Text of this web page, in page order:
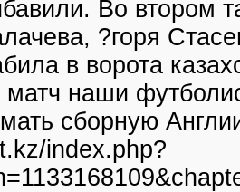
Во втором
?горя
в ворота
наши
сборную
index.php?